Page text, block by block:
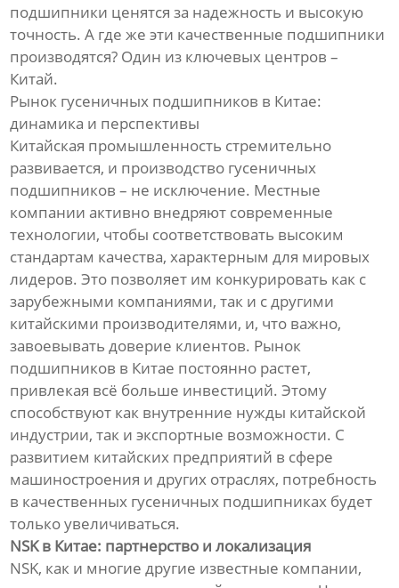
подшипники ценятся за надежность и высокую
точность. А где же эти качественные подшипники
производятся? Один из ключевых центров –
Китай.
Рынок гусеничных подшипников в Китае:
динамика и перспективы
Китайская промышленность стремительно
развивается, и производство гусеничных
подшипников – не исключение. Местные
компании активно внедряют современные
технологии, чтобы соответствовать высоким
стандартам качества, характерным для мировых
лидеров. Это позволяет им конкурировать как с
зарубежными компаниями, так и с другими
китайскими производителями, и, что важно,
завоевывать доверие клиентов. Рынок
подшипников в Китае постоянно растет,
привлекая всё больше инвестиций. Этому
способствуют как внутренние нужды китайской
индустрии, так и экспортные возможности. С
развитием китайских предприятий в сфере
машиностроения и других отраслях, потребность
в качественных гусеничных подшипниках будет
только увеличиваться.
NSK в Китае: партнерство и локализация
NSK, как и многие другие известные компании,